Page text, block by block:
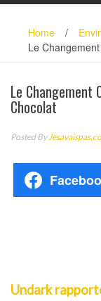
Home /
Le
Le Changement
Chocolat
Posted By
Undark